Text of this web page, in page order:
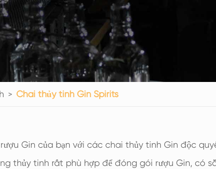
Chai Thủy Tinh Rượu Mạnh 100ml
Chai Thủy Tinh Rượu Mạnh 200ml
Chai Thủy Tinh Rượu Mạnh 250ml
Chai Thủy Tinh Rượu Mạnh 375ml
Chai Thủy Tinh Rượu Mạnh 150ml
Chai thủy tinh Gin Spirits
Gin của bạn với các chai thủy tinh Gin độc
thủy tinh rất phù hợp để đóng gói rượu Gin, có